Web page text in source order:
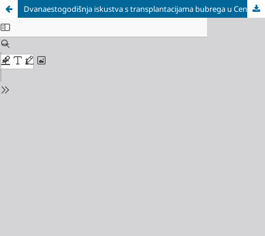
Dvanaestogodišnja iskustva s transplantacijama bubrega u Centru za dijalizu i transplantaciju Hirurške klinike Medicinskog fakulteta - Rijeka